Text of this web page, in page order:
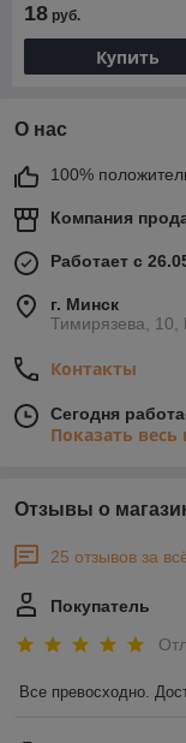
18 руб.
Купить
О нас
100%
Компания
Работает с
г. Минск
Тимирязева, 10,
Контакты
Сегодня
Показать
Отзывы о
25 отзывов за
Покупатель
Все превосходно.